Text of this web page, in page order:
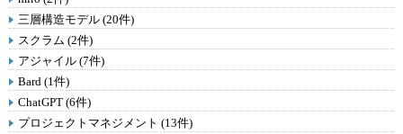
三層構造モデル (20件)
スクラム (2件)
アジャイル (7件)
Bard (1件)
ChatGPT (6件)
プロジェクトマネジメント (13件)